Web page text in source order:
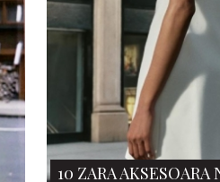
KAKO DA NOSITE
LETA KAO PRAVA
TREND KOJI...